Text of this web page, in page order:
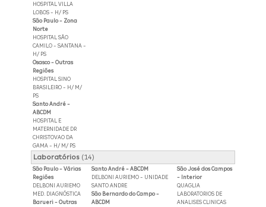
HOSPITAL VILLA
LOBOS - H/ PS
São Paulo - Zona
Norte
HOSPITAL SÃO
CAMILO - SANTANA -
H/ PS
Osasco - Outras
Regiões
HOSPITAL SINO
BRASILEIRO - H/ M/
PS
Santo André -
ABCDM
HOSPITAL E
MATERNIDADE DR
CHRISTOVAO DA
GAMA - H/ M/ PS
Laboratórios(14)
São Paulo - Várias
Regiões
DELBONI AURIEMO
MED. DIAGNÓSTICA
Barueri - Outras
Santo André - ABCDM
DELBONI AURIEMO - UNIDADE
SANTO ANDRE
São Bernardo do Campo -
ABCDM
São José dos Campos
- Interior
QUAGLIA
LABORATORIOS DE
ANALISES CLINICAS